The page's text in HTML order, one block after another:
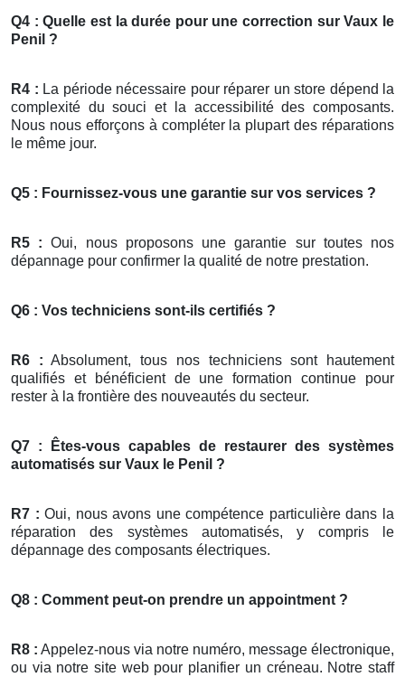
Q4 : Quelle est la durée pour une correction sur Vaux le
Penil ?
R4 : La période nécessaire pour réparer un store dépend la
complexité du souci et la accessibilité des composants.
Nous nous efforçons à compléter la plupart des réparations
le même jour.
Q5 : Fournissez-vous une garantie sur vos services ?
R5 : Oui, nous proposons une garantie sur toutes nos
dépannage pour confirmer la qualité de notre prestation.
Q6 : Vos techniciens sont-ils certifiés ?
R6 : Absolument, tous nos techniciens sont hautement
qualifiés et bénéficient de une formation continue pour
rester à la frontière des nouveautés du secteur.
Q7 : Êtes-vous capables de restaurer des systèmes
automatisés sur Vaux le Penil ?
R7 : Oui, nous avons une compétence particulière dans la
réparation des systèmes automatisés, y compris le
dépannage des composants électriques.
Q8 : Comment peut-on prendre un appointment ?
R8 : Appelez-nous via notre numéro, message électronique,
ou via notre site web pour planifier un créneau. Notre staff